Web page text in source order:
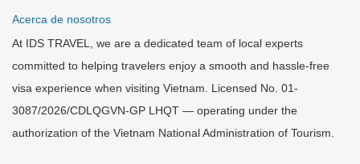
Acerca de nosotros
At IDS TRAVEL, we are a dedicated team of local experts
committed to helping travelers enjoy a smooth and hassle-free
visa experience when visiting Vietnam. Licensed No. 01-
3087/2026/CDLQGVN-GP LHQT — operating under the
authorization of the Vietnam National Administration of Tourism.